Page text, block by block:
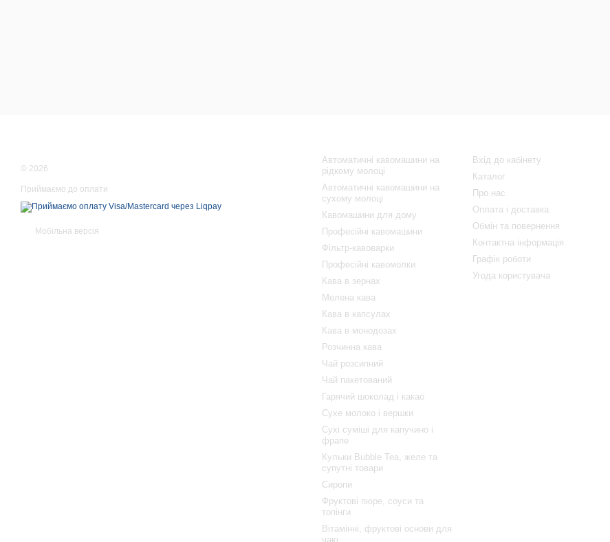
© 2026
Приймаємо до оплати
Мобільна версія
Автоматичні кавомашини на
рідкому молоці
Автоматичні кавомашини на
сухому молоці
Кавомашини для дому
Професійні кавомашини
Фільтр-кавоварки
Професійні кавомолки
Кава в зернах
Мелена кава
Кава в капсулах
Кава в монодозах
Розчинна кава
Чай розсипний
Чай пакетований
Гарячий шоколад і какао
Сухе молоко і вершки
Сухі суміші для капучино і
фрапе
Кульки Bubble Tea, желе та
супутні товари
Сиропи
Фруктові пюре, соуси та
топінги
Вітамінні, фруктові основи для
чаю
Вхід до кабінету
Каталог
Про нас
Оплата і доставка
Обмін та повернення
Контактна інформація
Графік роботи
Угода користувача